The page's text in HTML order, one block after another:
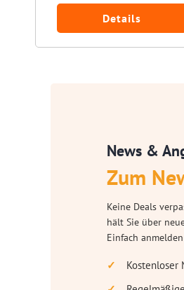
Details
News &
Zum
Keine Deals
hält Sie über
Einfach
Kostenloser